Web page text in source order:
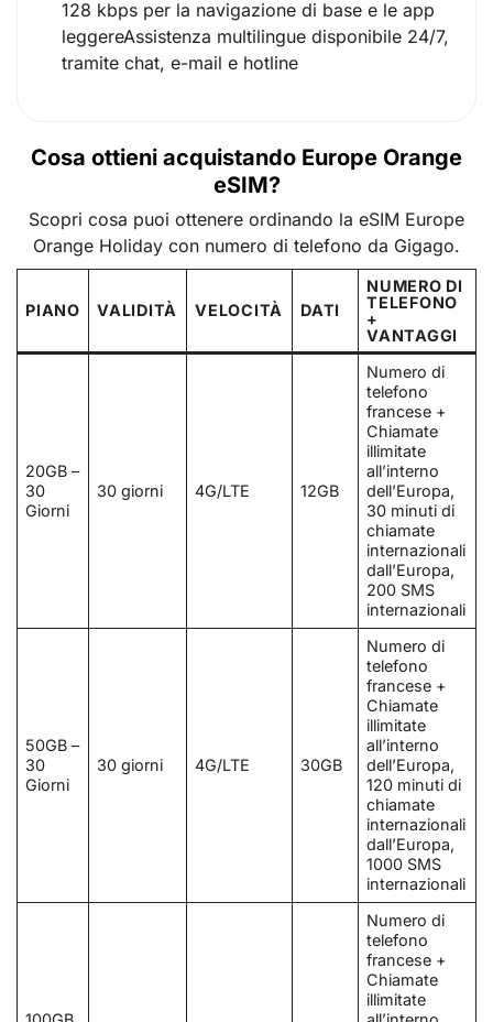
128 kbps per la navigazione di base e le app
leggereAssistenza multilingue disponibile 24/7,
tramite chat, e-mail e hotline
Cosa ottieni acquistando Europe Orange
eSIM?
Scopri cosa puoi ottenere ordinando la eSIM Europe
Orange Holiday con numero di telefono da Gigago.
PIANO VALIDITÀ VELOCITÀ DATI
NUMERO DI
TELEFONO
+
VANTAGGI
20GB –
30
Giorni
30 giorni 4G/LTE 12GB
Numero di
telefono
francese +
Chiamate
illimitate
all’interno
dell’Europa,
30 minuti di
chiamate
internazionali
dall’Europa,
200 SMS
internazionali
50GB –
30
Giorni
30 giorni 4G/LTE 30GB
Numero di
telefono
francese +
Chiamate
illimitate
all’interno
dell’Europa,
120 minuti di
chiamate
internazionali
dall’Europa,
1000 SMS
internazionali
Numero di
telefono
francese +
Chiamate
illimitate